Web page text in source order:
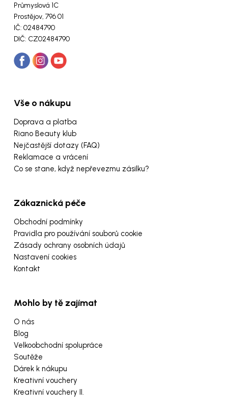
Průmyslová 1C
Prostějov, 796 01
IČ: 02484790
DIČ: CZ02484790
Vše o nákupu
Doprava a platba
Riano Beauty klub
Nejčastější dotazy (FAQ)
Reklamace a vrácení
Co se stane, když nepřevezmu zásilku?
Zákaznická péče
Obchodní podmínky
Pravidla pro používání souborů cookie
Zásady ochrany osobních údajů
Nastavení cookies
Kontakt
Mohlo by tě zajímat
O nás
Blog
Velkoobchodní spolupráce
Soutěže
Dárek k nákupu
Kreativní vouchery
Kreativní vouchery II.